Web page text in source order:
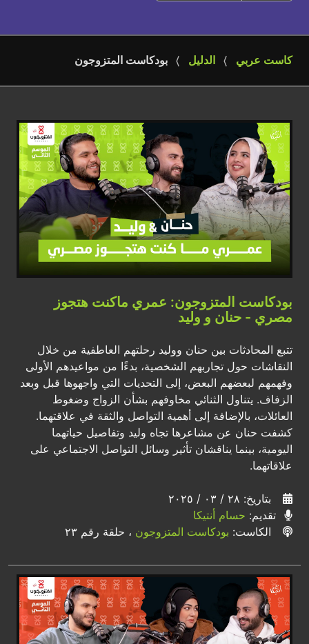
كاست عربي الدليل بودكاست المتزوجون
بودكاست المتزوجون: عمري ماكنت هتجوز
مصري - حنان و وليد
تتبع المحادثات بين حنان ووليد رحلتهم العاطفية من خلال
النقاشات حول تجاربهم الشخصية، بدءًا من مواعيدهم الأولى
وفهمهم لبعضهم البعض، إلى التحديات التي واجهوها قبل وبعد
الزفاف. يتناول الثنائي مخاوفهم بشأن الزواج وضغوط
العائلات، بالإضافة إلى أهمية التواصل والثقة في علاقتهما.
كشفت حنان عن مشاعرها تجاه وليد وتفاصيل حياتهما
اليومية، بينما يناقشان تأثير وسائل التواصل الاجتماعي على
علاقاتهما.
بتاريخ: ٢٨ / ٠٣ / ٢٠٢٥
تقديم: حسام أنتيكا
الكاست: بودكاست المتزوجون ، حلقة رقم ٢٣